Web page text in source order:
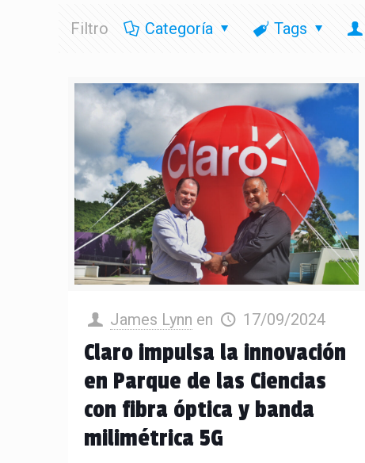
Filtro Categoría Tags
James Lynn en 17/09/2024
Claro impulsa la innovación
en Parque de las Ciencias
con fibra óptica y banda
milimétrica 5G